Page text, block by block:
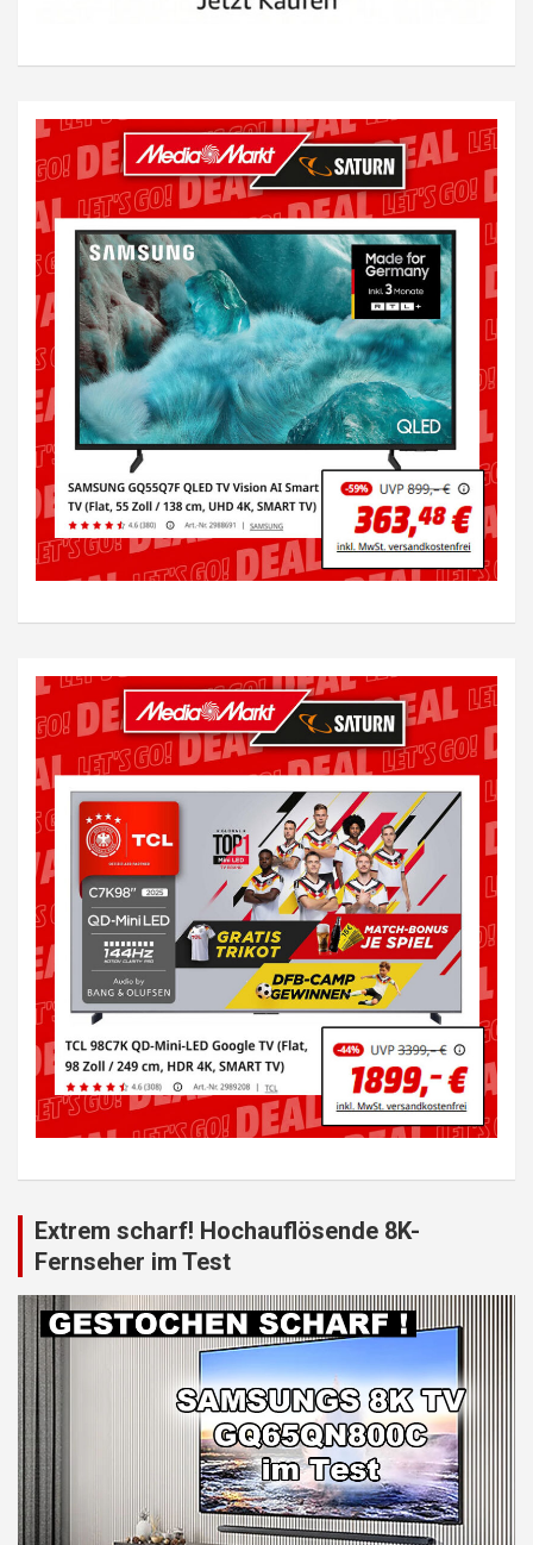
Extrem scharf! Hochauflösende 8K-
Fernseher im Test